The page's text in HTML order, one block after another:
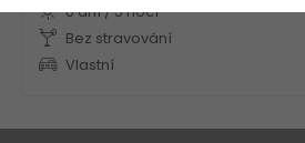
6 dní / 5 nocí
Bez stravování
Vlastní